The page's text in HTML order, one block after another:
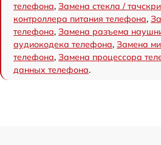
телефона, Замена стекла /
контроллера питания телефона,
телефона, Замена разъема
аудиокодека телефона, Замена
телефона, Замена процессора
данных телефона.